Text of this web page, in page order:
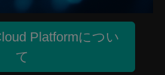
Platformについ
て